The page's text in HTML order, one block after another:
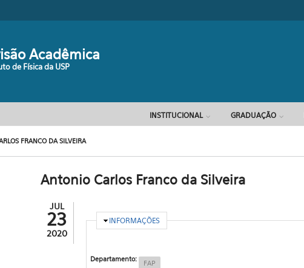
Acadêmica
de Física da USP
INSTITUCIONAL GRADUAÇÃO
FRANCO DA SILVEIRA
Antonio Carlos Franco da Silveira
JUL
23
2020
OCULTAR
INFORMAÇÕES
Departamento: FAP